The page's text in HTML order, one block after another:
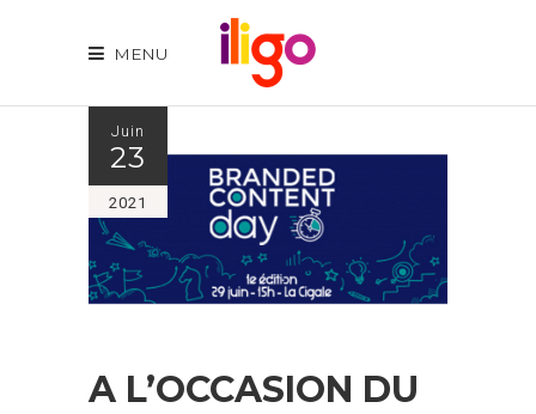
MENU
Juin
23
2021
A L’OCCASION DU